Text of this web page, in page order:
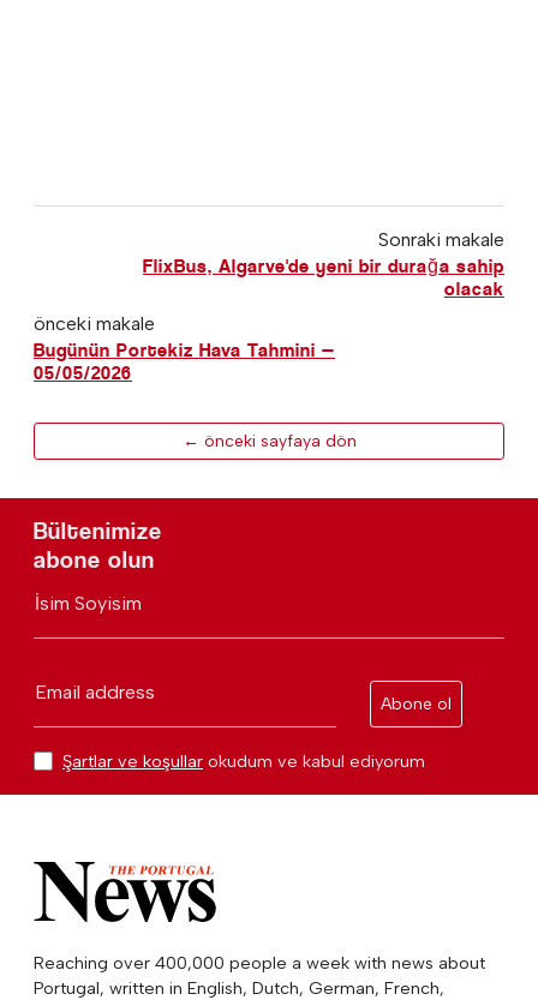
Sonraki makale
FlixBus, Algarve'de yeni bir durağa sahip
olacak
önceki makale
Bugünün Portekiz Hava Tahmini —
05/05/2026
← önceki sayfaya dön
Bültenimize
abone olun
İsim Soyisim
Email address
Abone ol
Şartlar ve koşullar okudum ve kabul ediyorum
Reaching over 400,000 people a week with news about
Portugal, written in English, Dutch, German, French,